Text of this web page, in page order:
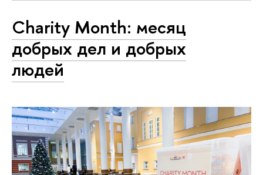
Charity Month: месяц
добрых дел и добрых
людей